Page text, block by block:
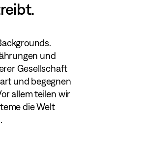
und
Gesellschaft
und begegnen
allem teilen wir
die Welt